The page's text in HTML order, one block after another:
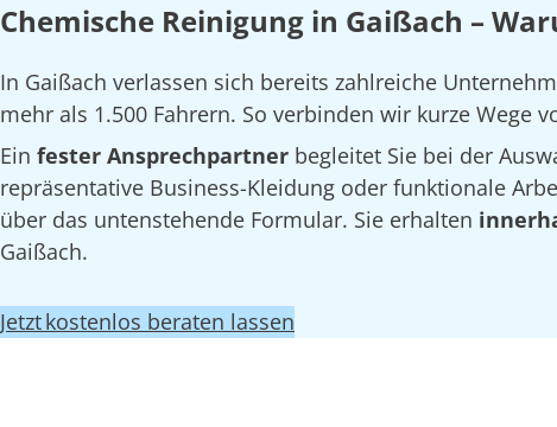
Chemische Reinigung in Gaißach –
In Gaißach verlassen sich bereits zahlreiche
mehr als 1.500 Fahrern. So verbinden wir kurze Wege
Ein fester Ansprechpartner begleitet Sie bei der
repräsentative Business-Kleidung oder funktionale
über das untenstehende Formular. Sie erhalten
Gaißach.
Jetzt kostenlos beraten lassen